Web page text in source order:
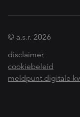
© a.s.r. 2026
disclaimer
cookiebeleid
meldpunt digitale